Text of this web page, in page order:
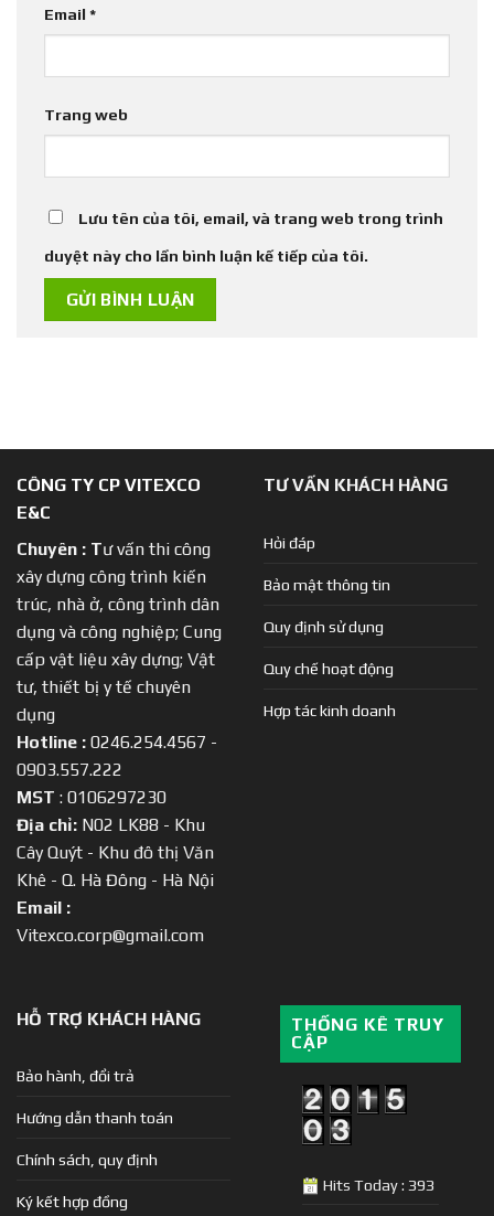
Email *
Trang web
Lưu tên của tôi, email, và trang web trong trình
duyệt này cho lần bình luận kế tiếp của tôi.
CÔNG TY CP VITEXCO
E&C
Chuyên : Tư vấn thi công
xây dựng công trình kiến
trúc, nhà ở, công trình dân
dụng và công nghiệp; Cung
cấp vật liệu xây dựng; Vật
tư, thiết bị y tế chuyên
dụng
Hotline : 0246.254.4567 -
0903.557.222
MST : 0106297230
Địa chỉ: N02 LK88 - Khu
Cây Quýt - Khu đô thị Văn
Khê - Q. Hà Đông - Hà Nội
Email :
Vitexco.corp@gmail.com
TƯ VẤN KHÁCH HÀNG
Hỏi đáp
Bảo mật thông tin
Quy định sử dụng
Quy chế hoạt động
Hợp tác kinh doanh
HỖ TRỢ KHÁCH HÀNG
Bảo hành, đổi trả
Hướng dẫn thanh toán
Chính sách, quy định
Ký kết hợp đồng
THỐNG KÊ TRUY
CẬP
Hits Today : 393